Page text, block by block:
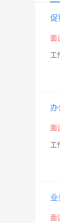
促
面
工
办
面
工
业
面